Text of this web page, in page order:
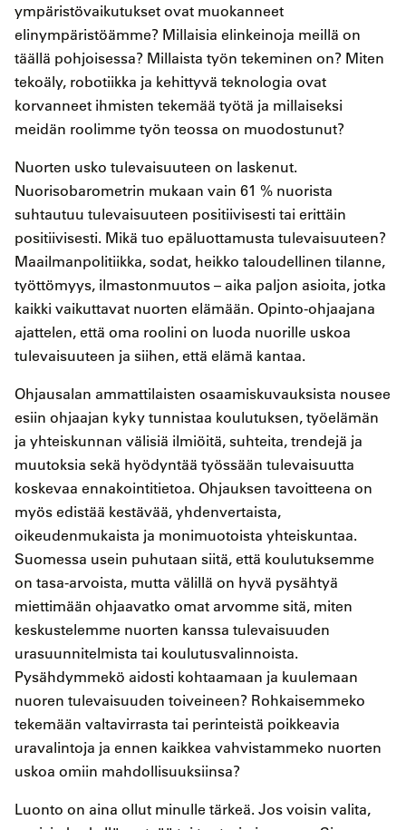
ympäristövaikutukset ovat muokanneet
elinympäristöämme? Millaisia elinkeinoja meillä on
täällä pohjoisessa? Millaista työn tekeminen on? Miten
tekoäly, robotiikka ja kehittyvä teknologia ovat
korvanneet ihmisten tekemää työtä ja millaiseksi
meidän roolimme työn teossa on muodostunut?
Nuorten usko tulevaisuuteen on laskenut.
Nuorisobarometrin mukaan vain 61 % nuorista
suhtautuu tulevaisuuteen positiivisesti tai erittäin
positiivisesti. Mikä tuo epäluottamusta tulevaisuuteen?
Maailmanpolitiikka, sodat, heikko taloudellinen tilanne,
työttömyys, ilmastonmuutos – aika paljon asioita, jotka
kaikki vaikuttavat nuorten elämään. Opinto-ohjaajana
ajattelen, että oma roolini on luoda nuorille uskoa
tulevaisuuteen ja siihen, että elämä kantaa.
Ohjausalan ammattilaisten osaamiskuvauksista nousee
esiin ohjaajan kyky tunnistaa koulutuksen, työelämän
ja yhteiskunnan välisiä ilmiöitä, suhteita, trendejä ja
muutoksia sekä hyödyntää työssään tulevaisuutta
koskevaa ennakointitietoa. Ohjauksen tavoitteena on
myös edistää kestävää, yhdenvertaista,
oikeudenmukaista ja monimuotoista yhteiskuntaa.
Suomessa usein puhutaan siitä, että koulutuksemme
on tasa-arvoista, mutta välillä on hyvä pysähtyä
miettimään ohjaavatko omat arvomme sitä, miten
keskustelemme nuorten kanssa tulevaisuuden
urasuunnitelmista tai koulutusvalinnoista.
Pysähdymmekö aidosti kohtaamaan ja kuulemaan
nuoren tulevaisuuden toiveineen? Rohkaisemmeko
tekemään valtavirrasta tai perinteistä poikkeavia
uravalintoja ja ennen kaikkea vahvistammeko nuorten
uskoa omiin mahdollisuuksiinsa?
Luonto on aina ollut minulle tärkeä. Jos voisin valita,